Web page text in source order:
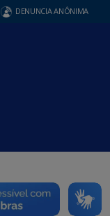
DENUNCIA ANÔNIMA